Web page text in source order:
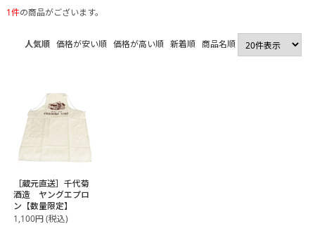
1件の商品がございます。
人気順 価格が安い順 価格が高い順 新着順 商品名順
［蔵元直送］千代菊
酒造 ヤングエプロ
ン【数量限定】
1,100円(税込)